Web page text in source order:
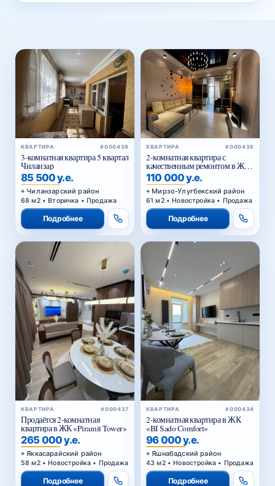
КВАРТИРА #000439
3-комнатная квартира 5 квартал
Чиланзар
85 500 у.е.
Чиланзарский район
68 м2 • Вторичка • Продажа
Подробнее
КВАРТИРА #000438
2-комнатная квартира с
качественным ремонтом в ЖК
Parkent Avenue — 61,02 м²
110 000 у.е.
Мирзо-Улугбекский район
61 м2 • Новостройка • Продажа
Подробнее
КВАРТИРА #000437
Продаётся 2-комнатная
квартира в ЖК «Piramit Tower»
265 000 у.е.
Яккасарайский район
58 м2 • Новостройка • Продажа
Подробнее
КВАРТИРА #000434
2-комнатная квартира в ЖК
«BI Sado Comfort»
96 000 у.е.
Яшнабадский район
43 м2 • Новостройка • Продажа
Подробнее